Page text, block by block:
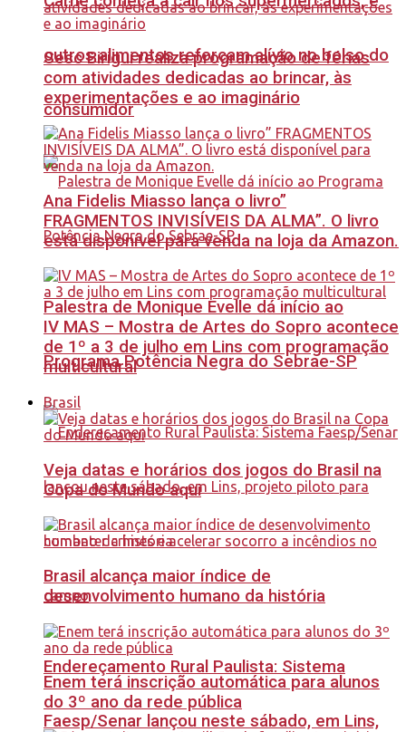
outros alimentos reforçam alívio no bolso do
consumidor
Palestra de Monique Evelle dá início ao
Programa Potência Negra do Sebrae-SP
Endereçamento Rural Paulista: Sistema
Faesp/Senar lançou neste sábado, em Lins,
Sesc Birigui realiza programação de férias
com atividades dedicadas ao brincar, às
experimentações e ao imaginário
Ana Fidelis Miasso lança o livro”
FRAGMENTOS INVISÍVEIS DA ALMA”. O livro
está disponível para venda na loja da Amazon.
IV MAS – Mostra de Artes do Sopro acontece
de 1º a 3 de julho em Lins com programação
multicultural
Brasil
Veja datas e horários dos jogos do Brasil na
Copa do Mundo aqui
Brasil alcança maior índice de
desenvolvimento humano da história
Enem terá inscrição automática para alunos
do 3º ano da rede pública